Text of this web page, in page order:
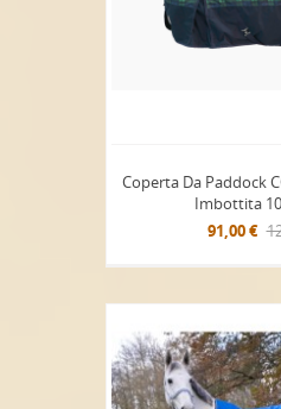
Coperta Da Paddock
Imbottita
91,00 €